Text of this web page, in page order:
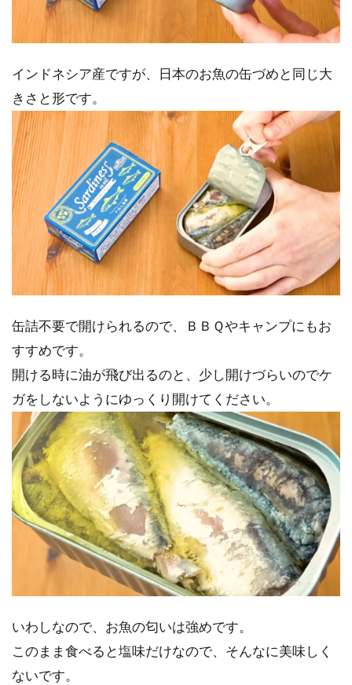
インドネシア産ですが、日本のお魚の缶づめと同じ大
きさと形です。
缶詰不要で開けられるので、ＢＢＱやキャンプにもお
すすめです。
開ける時に油が飛び出るのと、少し開けづらいのでケ
ガをしないようにゆっくり開けてください。
いわしなので、お魚の匂いは強めです。
このまま食べると塩味だけなので、そんなに美味しく
ないです。